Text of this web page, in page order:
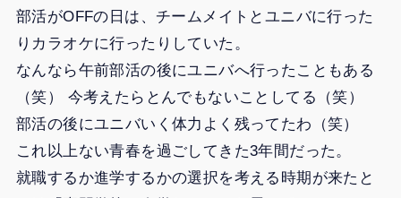
部活がOFFの日は、チームメイトとユニバに行った
りカラオケに行ったりしていた。
なんなら午前部活の後にユニバへ行ったこともある
（笑） 今考えたらとんでもないことしてる（笑）
部活の後にユニバいく体力よく残ってたわ（笑）
これ以上ない青春を過ごしてきた3年間だった。
就職するか進学するかの選択を考える時期が来たと